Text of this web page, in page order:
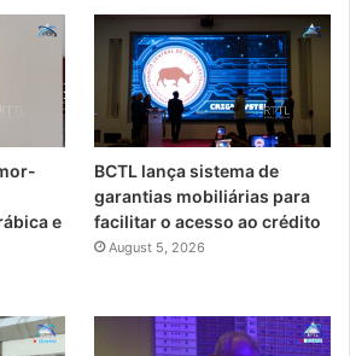
e
BCTL lança sistema de
garantias mobiliárias para
facilitar o acesso ao crédito
August 5, 2026